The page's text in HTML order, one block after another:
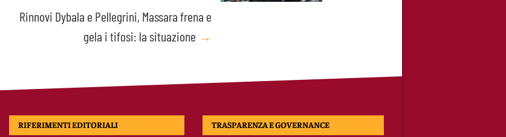
Rinnovi Dybala e Pellegrini, Massara frena e
gela i tifosi: la situazione →
RIFERIMENTI EDITORIALI TRASPARENZA E GOVERNANCE